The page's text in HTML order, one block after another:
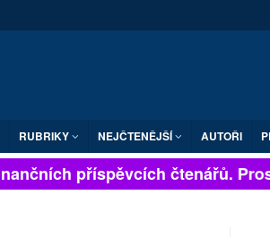
RUBRIKY NEJČTENĚJŠÍ AUTOŘI
příspěvcích čtenářů.